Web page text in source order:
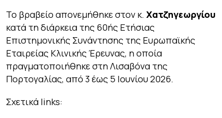
Το βραβείο απονεμήθηκε στον κ. Χατζηγεωργίου
κατά τη διάρκεια της 60ής Ετήσιας
Επιστημονικής Συνάντησης της Ευρωπαϊκής
Εταιρείας Κλινικής Έρευνας, η οποία
πραγματοποιήθηκε στη Λισαβόνα της
Πορτογαλίας, από 3 έως 5 Ιουνίου 2026.
Σχετικά links: